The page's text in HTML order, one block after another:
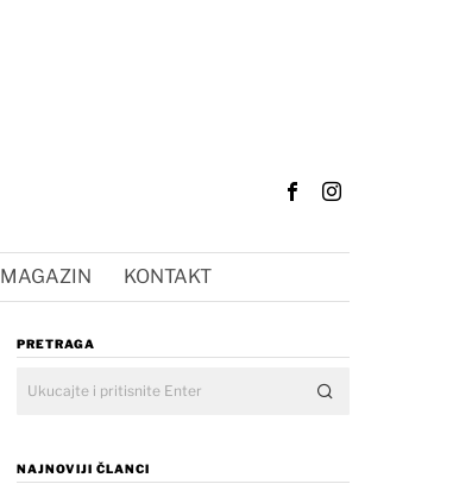
MAGAZIN KONTAKT
PRETRAGA
NAJNOVIJI ČLANCI